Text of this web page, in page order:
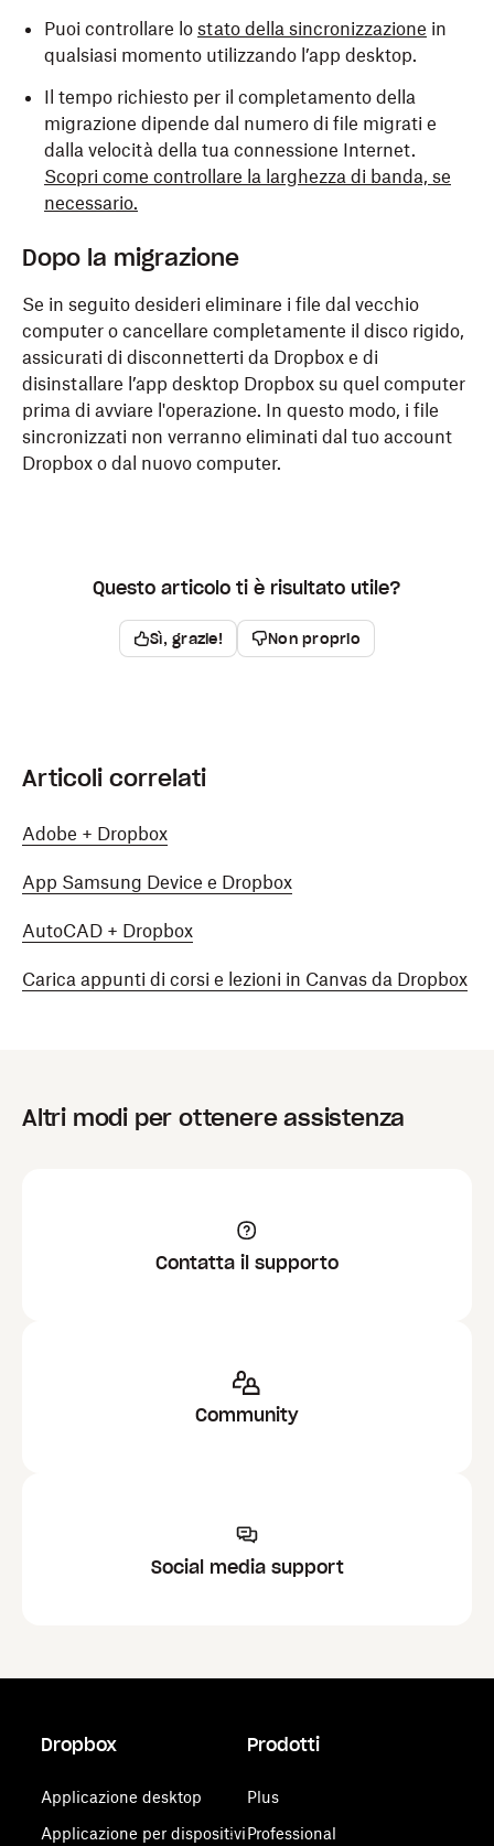
Puoi controllare lo stato della sincronizzazione in
qualsiasi momento utilizzando l’app desktop.
Il tempo richiesto per il completamento della
migrazione dipende dal numero di file migrati e
dalla velocità della tua connessione Internet.
Scopri come controllare la larghezza di banda, se
necessario.
Dopo la migrazione
Se in seguito desideri eliminare i file dal vecchio
computer o cancellare completamente il disco rigido,
assicurati di disconnetterti da Dropbox e di
disinstallare l’app desktop Dropbox su quel computer
prima di avviare l'operazione. In questo modo, i file
sincronizzati non verranno eliminati dal tuo account
Dropbox o dal nuovo computer.
Questo articolo ti è risultato utile?
Sì, grazie! Non proprio
Articoli correlati
Adobe + Dropbox
App Samsung Device e Dropbox
AutoCAD + Dropbox
Carica appunti di corsi e lezioni in Canvas da Dropbox
Altri modi per ottenere assistenza
Contatta il supporto
Community
Social media support
Dropbox
Applicazione desktop
Applicazione per dispositivi
Prodotti
Plus
Professional